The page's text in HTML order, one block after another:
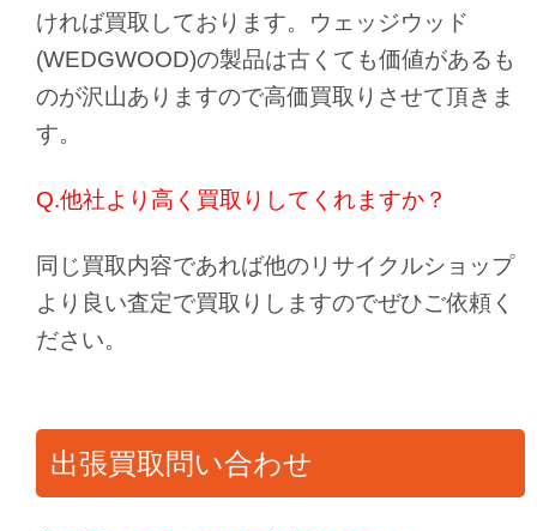
ければ買取しております。ウェッジウッド
(WEDGWOOD)の製品は古くても価値があるも
のが沢山ありますので高価買取りさせて頂きま
す。
Q.他社より高く買取りしてくれますか？
同じ買取内容であれば他のリサイクルショップ
より良い査定で買取りしますのでぜひご依頼く
ださい。
出張買取問い合わせ